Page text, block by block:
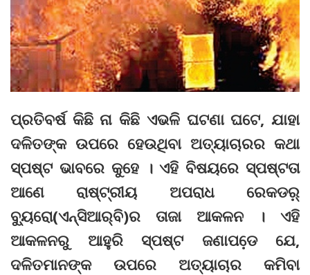
ପ୍ରତିବର୍ଷ କିଛି ନା କିଛି ଏଭଳି ଘଟଣା ଘଟେ, ଯାହା
ଦଳିତଙ୍କ ଉପରେ ହେଉଥିବା ଅତ୍ୟାଚାରର କଥା
ସ୍ପଷ୍ଟ ଭାବରେ କୁହେ । ଏହି ବିଷୟରେ ସ୍ପଷ୍ଟତା
ଆଣେ ରାଷ୍ଟ୍ରୀୟ ଅପରାଧ ରେକଡର଼୍
ବ୍ୟୁରୋ(ଏନ୍‌ସିଆର୍‌ବି)ର ତାଜା ଆକଳନ । ଏହି
ଆକଳନରୁ ଆହୁରି ସ୍ପଷ୍ଟ ଜଣାପଡେ଼ ଯେ,
ଦଳିତମାନଙ୍କ ଉପରେ ଅତ୍ୟାଚାର କମିବା